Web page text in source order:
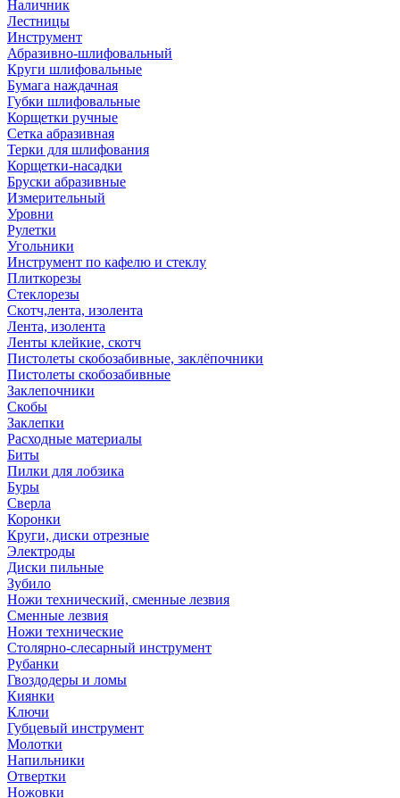
Наличник
Лестницы
Инструмент
Абразивно-шлифовальный
Круги шлифовальные
Бумага наждачная
Губки шлифовальные
Корщетки ручные
Сетка абразивная
Терки для шлифования
Корщетки-насадки
Бруски абразивные
Измерительный
Уровни
Рулетки
Угольники
Инструмент по кафелю и стеклу
Плиткорезы
Стеклорезы
Скотч,лента, изолента
Лента, изолента
Ленты клейкие, скотч
Пистолеты скобозабивные, заклёпочники
Пистолеты скобозабивные
Заклепочники
Скобы
Заклепки
Расходные материалы
Биты
Пилки для лобзика
Буры
Сверла
Коронки
Круги, диски отрезные
Электроды
Диски пильные
Зубило
Ножи технический, сменные лезвия
Сменные лезвия
Ножи технические
Столярно-слесарный инструмент
Рубанки
Гвоздодеры и ломы
Киянки
Ключи
Губцевый инструмент
Молотки
Напильники
Отвертки
Ножовки